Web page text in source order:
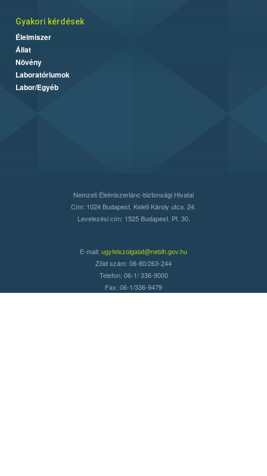
Gyakori kérdések
Élelmiszer
Állat
Növény
Laboratóriumok
Labor/Egyéb
Nemzeti Élelmiszerlánc-biztonsági Hivatal
Cím: 1024 Budapest, Keleti Károly utca. 24.
Levelezési cím: 1525 Budapest. Pf. 30.
E-mail: ugyfelszolgalat@nebih.gov.hu
Zöld szám: 06-80/263-244
Telefon: 06-1/ 336-9000
Fax: 06-1/336-9479